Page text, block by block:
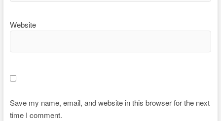
Website
Save my name, email, and website in this browser for the next
time I comment.